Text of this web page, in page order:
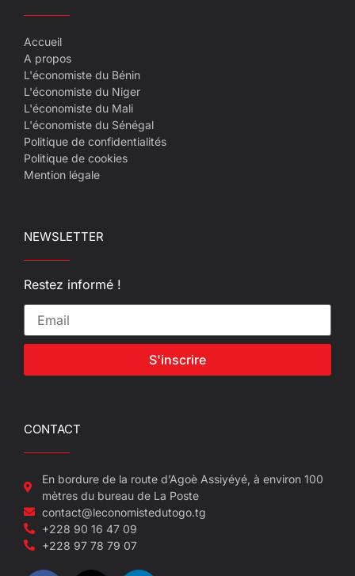
Accueil
A propos
L'économiste du Bénin
L'économiste du Niger
L'économiste du Mali
L'économiste du Sénégal
Politique de confidentialités
Politique de cookies
Mention légale
NEWSLETTER
Restez informé !
S'inscrire
CONTACT
En bordure de la route d’Agoè Assiyéyé, à environ 100
mètres du bureau de La Poste
contact@leconomistedutogo.tg
+228 90 16 47 09
+228 97 78 79 07